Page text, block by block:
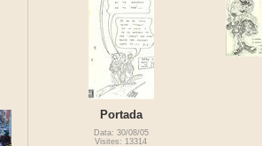
Portada
Data: 30/08/05
Visites: 13314